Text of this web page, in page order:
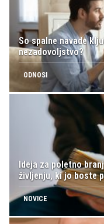
So spalne navade
nezadovoljstvo?
ODNOSI
Ideja za poletno
življenju, ki jo boste
NOVICE